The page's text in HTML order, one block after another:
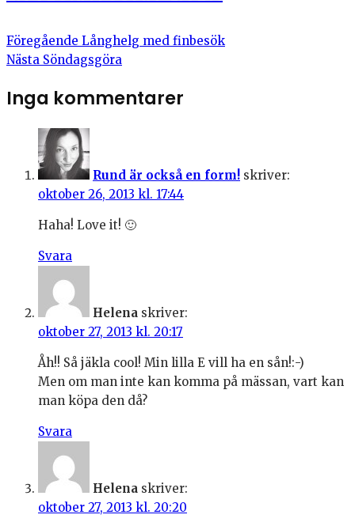
Föregående Långhelg med finbesök
Nästa Söndagsgöra
Inga kommentarer
Rund är också en form! skriver:
oktober 26, 2013 kl. 17:44
Haha! Love it! 🙂
Svara
Helena skriver:
oktober 27, 2013 kl. 20:17
Åh!! Så jäkla cool! Min lilla E vill ha en sån!:-)
Men om man inte kan komma på mässan, vart kan
man köpa den då?
Svara
Helena skriver:
oktober 27, 2013 kl. 20:20